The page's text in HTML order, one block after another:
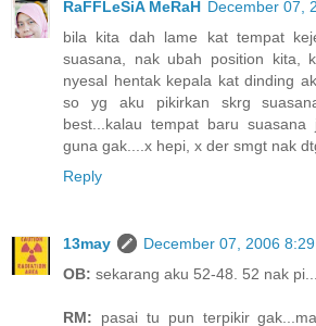
RaFFLeSiA MeRaH December 07,
bila kita dah lame kat tempat
suasana, nak ubah position kita,
nyesal hentak kepala kat dinding
so yg aku pikirkan skrg
best...kalau tempat baru
guna gak....x hepi, x der smgt nak
Reply
13may
December 07, 2006 8:29
OB: sekarang aku 52-48. 52 nak
RM: pasai tu pun terpikir